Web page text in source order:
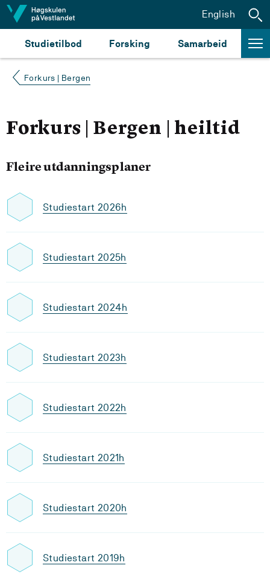
Hopp til innhald
Studietilbod Forsking Samarbeid
English
Forkurs | Bergen
Forkurs | Bergen | heiltid
Fleire utdanningsplaner
Studiestart 2026h
Studiestart 2025h
Studiestart 2024h
Studiestart 2023h
Studiestart 2022h
Studiestart 2021h
Studiestart 2020h
Studiestart 2019h